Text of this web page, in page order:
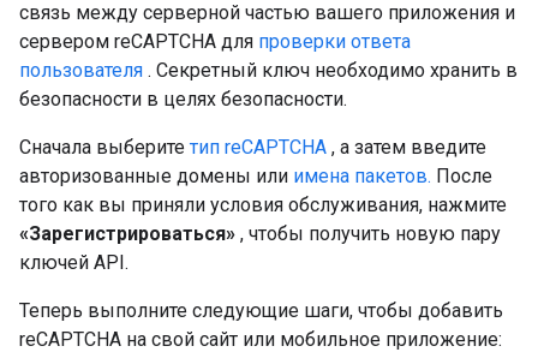
связь между серверной частью вашего приложения и
сервером reCAPTCHA для проверки ответа
пользователя . Секретный ключ необходимо хранить в
безопасности в целях безопасности.
Сначала выберите тип reCAPTCHA , а затем введите
авторизованные домены или имена пакетов. После
того как вы приняли условия обслуживания, нажмите
«Зарегистрироваться» , чтобы получить новую пару
ключей API.
Теперь выполните следующие шаги, чтобы добавить
reCAPTCHA на свой сайт или мобильное приложение: